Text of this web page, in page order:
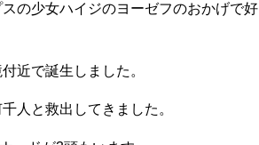
の少女ハイジのヨーゼフのおかげで好
近で誕生しました。
人と救出してきました。